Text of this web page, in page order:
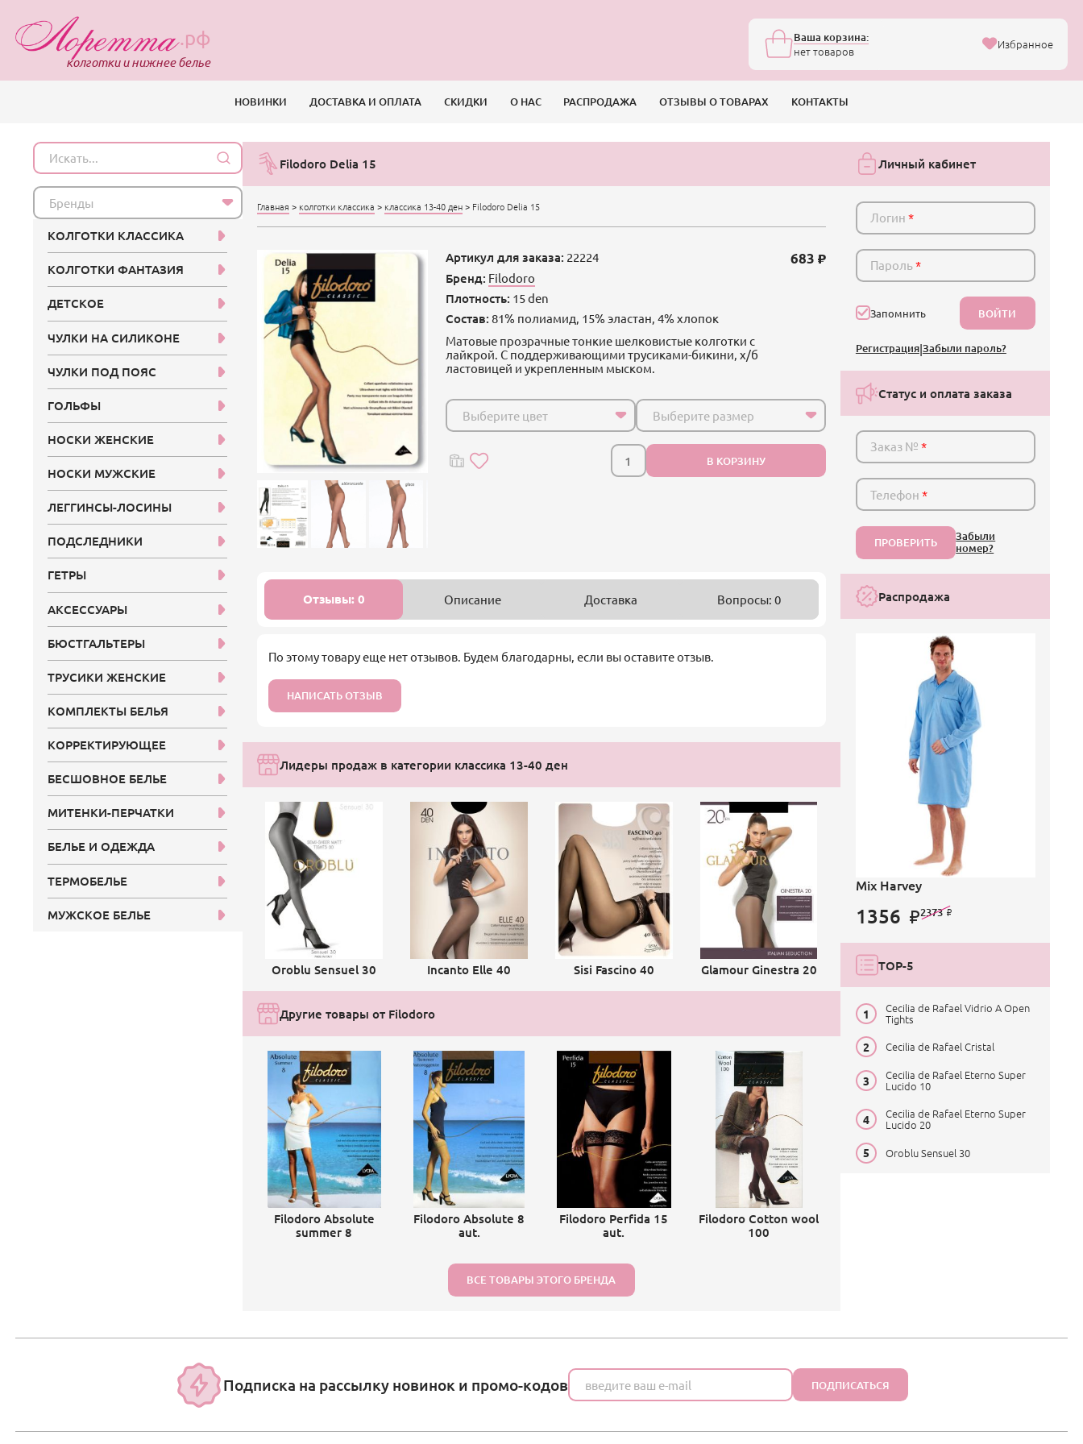
.рф
колготки и нижнее белье
Ваша корзина:
нет товаров
Избранное
НОВИНКИ ДОСТАВКА И ОПЛАТА СКИДКИ О НАС РАСПРОДАЖА ОТЗЫВЫ О ТОВАРАХ КОНТАКТЫ
Filodoro Delia 15
Главная > колготки классика > классика 13-40 ден > Filodoro Delia 15
Артикул для заказа: 22224
Бренд: Filodoro
Плотность: 15 den
Состав: 81% полиамид, 15% эластан, 4% хлопок
Матовые прозрачные тонкие шелковистые колготки с
лайкрой. С поддерживающими трусиками-бикини, х/б
ластовицей и укрепленным мыском.
683
Выберите цвет Выберите размер
В КОРЗИНУ
Отзывы: 0 Описание Доставка Вопросы: 0
По этому товару еще нет отзывов. Будем благодарны, если вы оставите отзыв.
НАПИСАТЬ ОТЗЫВ
Лидеры продаж в категории классика 13-40 ден
Oroblu Sensuel 30 Incanto Elle 40 Sisi Fascino 40 Glamour Ginestra 20
Другие товары от Filodoro
Filodoro Absolute
summer 8
Filodoro Absolute 8
aut.
Filodoro Perfida 15
aut.
Filodoro Cotton wool
100
ВСЕ ТОВАРЫ ЭТОГО БРЕНДА
Личный кабинет
Логин*
Пароль*
Запомнить ВОЙТИ
Регистрация|Забыли пароль?
Статус и оплата заказа
Заказ №*
Телефон*
ПРОВЕРИТЬ
Забыли
номер?
Распродажа
Mix Harvey
1356 2373
TOP-5
Cecilia de Rafael Vidrio A Open
Tights
Cecilia de Rafael Cristal
Cecilia de Rafael Eterno Super
Lucido 10
Cecilia de Rafael Eterno Super
Lucido 20
Oroblu Sensuel 30
Бренды
КОЛГОТКИ КЛАССИКА
КОЛГОТКИ ФАНТАЗИЯ
ДЕТСКОЕ
ЧУЛКИ НА СИЛИКОНЕ
ЧУЛКИ ПОД ПОЯС
ГОЛЬФЫ
НОСКИ ЖЕНСКИЕ
НОСКИ МУЖСКИЕ
ЛЕГГИНСЫ-ЛОСИНЫ
ПОДСЛЕДНИКИ
ГЕТРЫ
АКСЕССУАРЫ
БЮСТГАЛЬТЕРЫ
ТРУСИКИ ЖЕНСКИЕ
КОМПЛЕКТЫ БЕЛЬЯ
КОРРЕКТИРУЮЩЕЕ
БЕСШОВНОЕ БЕЛЬЕ
МИТЕНКИ-ПЕРЧАТКИ
БЕЛЬЕ И ОДЕЖДА
ТЕРМОБЕЛЬЕ
МУЖСКОЕ БЕЛЬЕ
Подписка на рассылку новинок и промо-кодов ПОДПИСАТЬСЯ